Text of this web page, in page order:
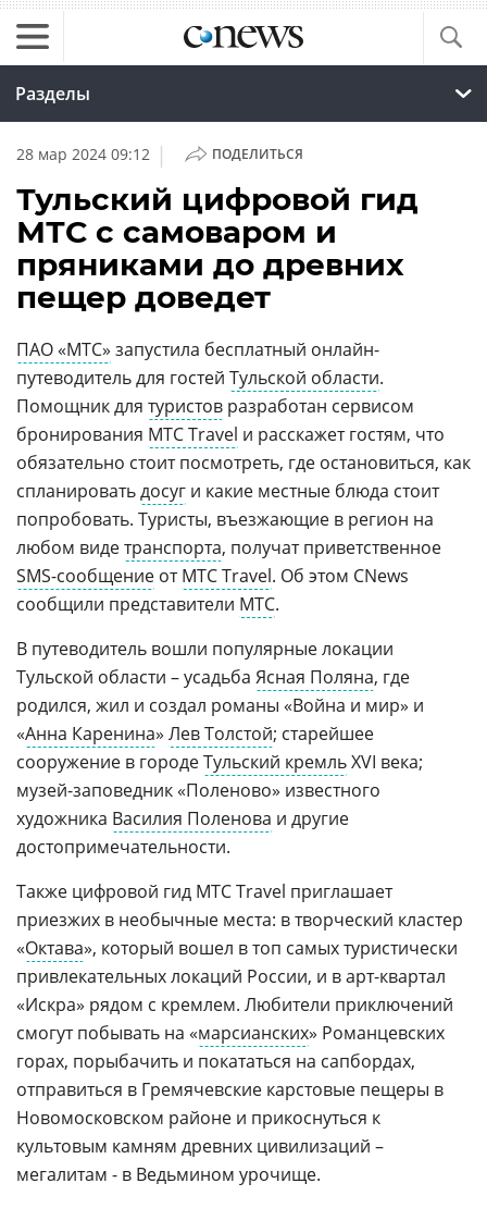
Разделы
28 мар 2024 09:12 | ПОДЕЛИТЬСЯ
Тульский цифровой гид
МТС с самоваром и
пряниками до древних
пещер доведет
ПАО «МТС» запустила бесплатный онлайн-
путеводитель для гостей Тульской области.
Помощник для туристов разработан сервисом
бронирования МТС Travel и расскажет гостям, что
обязательно стоит посмотреть, где остановиться, как
спланироватьдосуг и какие местные блюда стоит
попробовать. Туристы, въезжающие в регион на
любом видетранспорта, получат приветственное
SMS-сообщение отМТС Travel. Об этом CNews
сообщили представители МТС.
В путеводитель вошли популярные локации
Тульской области – усадьба Ясная Поляна, где
родился, жил и создал романы «Война и мир» и
«Анна Каренина» Лев Толстой; старейшее
сооружение в городеТульский кремльXVI века;
музей-заповедник «Поленово» известного
художника Василия Поленова и другие
достопримечательности.
Также цифровой гид МТС Travel приглашает
приезжих в необычные места: в творческий кластер
«Октава», который вошел в топ самых туристически
привлекательных локаций России, и в арт-квартал
«Искра» рядом с кремлем. Любители приключений
смогут побывать на «марсианских» Романцевских
горах, порыбачить и покататься на сапбордах,
отправиться в Гремячевские карстовые пещеры в
Новомосковском районе и прикоснуться к
культовым камням древних цивилизаций –
мегалитам - в Ведьмином урочище.